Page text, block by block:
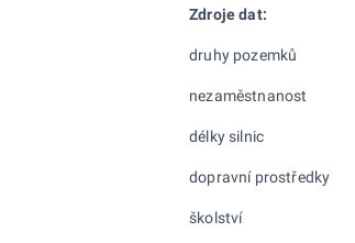
Zdroje dat:
druhy pozemků
nezaměstnanost
délky silnic
dopravní prostředky
školství